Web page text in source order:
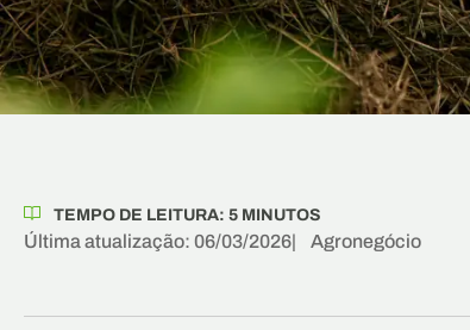
TEMPO DE LEITURA: 5 MINUTOS
Última atualização: 06/03/2026| Agronegócio